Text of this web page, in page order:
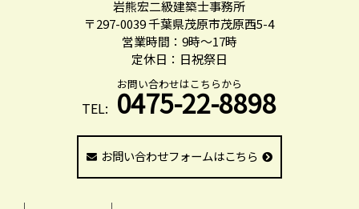
岩熊宏二級建築士事務所
〒297-0039 千葉県茂原市茂原西5-4
営業時間：9時～17時
定休日：日祝祭日
お問い合わせはこちらから
TEL: 0475-22-8898
お問い合わせフォームはこちら